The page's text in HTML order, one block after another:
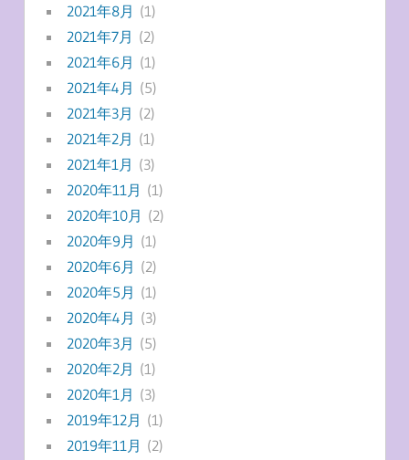
2021年8月 (1)
2021年7月 (2)
2021年6月 (1)
2021年4月 (5)
2021年3月 (2)
2021年2月 (1)
2021年1月 (3)
2020年11月 (1)
2020年10月 (2)
2020年9月 (1)
2020年6月 (2)
2020年5月 (1)
2020年4月 (3)
2020年3月 (5)
2020年2月 (1)
2020年1月 (3)
2019年12月 (1)
2019年11月 (2)